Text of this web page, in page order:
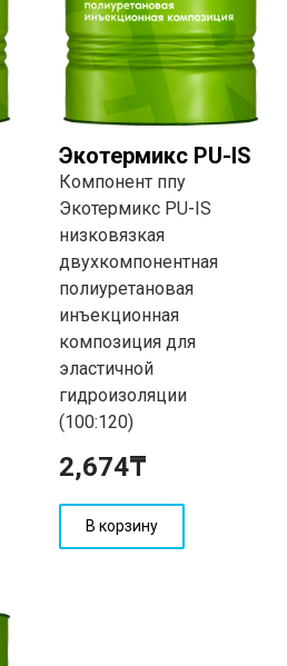
Экотермикс PU-IS
Компонент ппу
Экотермикс PU-IS
низковязкая
двухкомпонентная
полиуретановая
инъекционная
композиция для
эластичной
гидроизоляции
(100:120)
2,674₸
В корзину